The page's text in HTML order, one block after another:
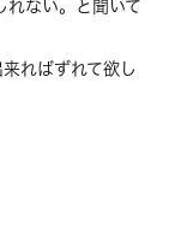
れない。と聞いて
ればずれて欲し